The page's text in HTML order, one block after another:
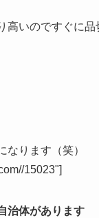
いのですぐに品
ります（笑）
15023"]
治体があります